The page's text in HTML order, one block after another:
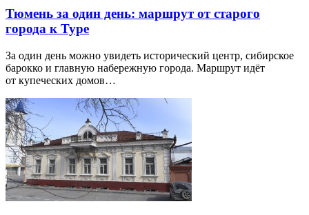
Тюмень за один день: маршрут от старого
города к Туре
За один день можно увидеть исторический центр, сибирское
барокко и главную набережную города. Маршрут идёт
от купеческих домов…